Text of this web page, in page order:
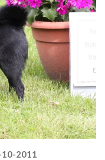
10-2011